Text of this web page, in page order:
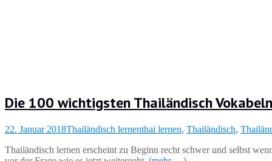
Die 100 wichtigsten Thailändisch Vokabeln
22. Januar 2018Thailändisch lernenthai lernen, Thailändisch,
Thailändisch lernen erscheint zu Beginn recht schwer und selbst